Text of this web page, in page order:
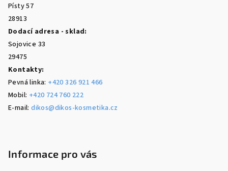
Písty 57
28913
Dodací adresa - sklad:
Sojovice 33
29475
Kontakty:
Pevná linka: +420 326 921 466
Mobil: +420 724 760 222
E-mail:dikos@dikos-kosmetika.cz
Informace pro vás